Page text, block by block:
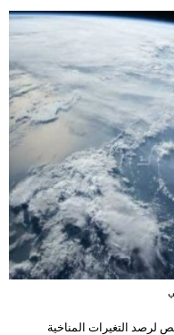
لرصد التغيرات المناخية